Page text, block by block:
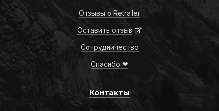
Отзывы о Retrailer
Оставить отзыв
Сотрудничество
Спасибо ❤
Контакты